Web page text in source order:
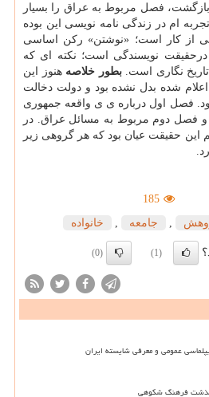
فصل مربوط به عراق را بسیار
ام در زندگی نامه نویسی این بوده
از کار است؛ «نوشتن» رکن اساسی
نویسندگی است؛ نکته ای که
نگاری است.بطور خلاصه هنوز این
شده بدل نشده بود و دولت دخالت
فصل اول درباره ی ی واقعه جمهوری
و فصل دوم مربوط به مسائل عراق. در
این حقیقت عیان بود که هر گروهی زیر
185
, جامعه , خانواده
(1)
(0)
عمومی و معرفی شایسته ایران
فرهنگ شکوهی